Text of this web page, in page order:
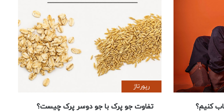
کنیم؟
رپورتاژ
تفاوت جو پرک با جو دوسر پرک چیست؟